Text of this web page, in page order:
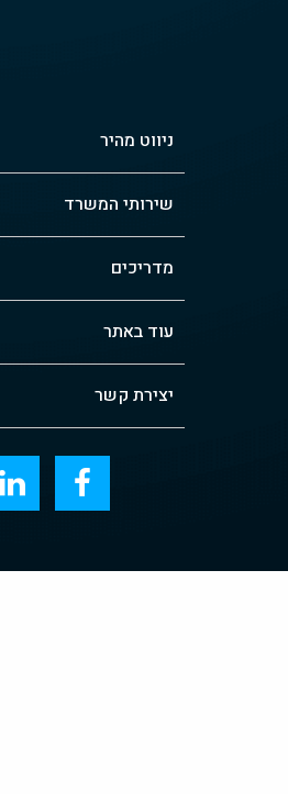
ניווט מהיר
שירותי המשרד
מדריכים
עוד באתר
יצירת קשר